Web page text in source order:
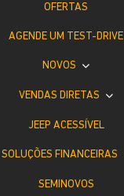
OFERTAS
AGENDE UM TEST-DRIVE
NOVOS
VENDAS DIRETAS
JEEP ACESSÍVEL
SOLUÇÕES FINANCEIRAS
SEMINOVOS